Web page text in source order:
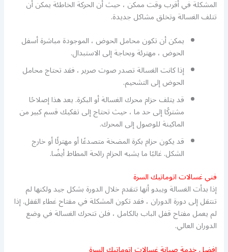
المشكلة في أقرب وقت ممكن ، حيث أن الحركة الخاطئة يمكن أن
تتلف الغسالة وتخلق مشاكل جديدة.
يمكن أن تكون محامل الحوض ، الموجودة مباشرة أسفل
الحوض ، مهترئة وبحاجة إلى الاستبدال.
إذا كانت الغسالة تصدر صوت صرير ، فقد تحتاج محامل
الحوض إلى التشحيم.
قد يتلف حزام محرك الغسالة أو البكرة. يعد هذا إصلاحًا
مشتركًا إلى حد ما ، حيث تحتاج إلى تفكيك قسم كبير من
الماكينة للوصول إلى المحرك.
قد يكون حزام بكرة المضخة متصدعًا أو مهترئًا أو خارج
الشكل. غالبًا ما يشبه الحزام رائحة المطاط أيضًا.
فني غسالات اتوماتيك السرة
إذا بدأت الغسالة ويبدو أنها تتقدم خلال الدورة بشكل جيد ولكنها لم
تنتقل إلى دورة الدوران ، فقد تكون المشكلة في مفتاح غطاء القفل. إذا
لم يعمل مفتاح قفل الباب بالكامل ، فلن تتحرك الغسالة في وضع
الدوران العالي.